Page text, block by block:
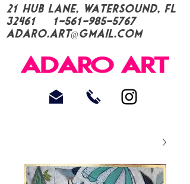
21 Hub Lane, Watersound, FL
32461
1-561-985-5767
Adaro.Art@gmail.com